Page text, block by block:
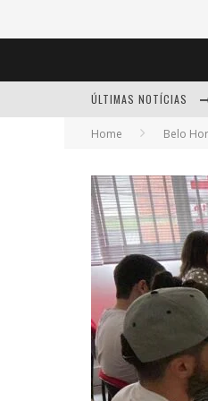
ÚLTIMAS NOTÍCIAS
Home Belo